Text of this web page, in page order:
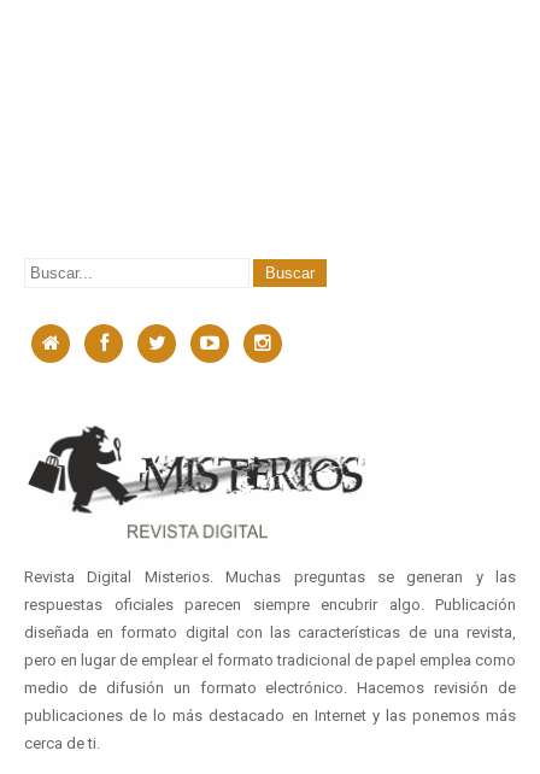
Revista Digital Misterios. Muchas preguntas se generan y las
respuestas oficiales parecen siempre encubrir algo. Publicación
diseñada en formato digital con las características de una revista,
pero en lugar de emplear el formato tradicional de papel emplea como
medio de difusión un formato electrónico. Hacemos revisión de
publicaciones de lo más destacado en Internet y las ponemos más
cerca de ti.